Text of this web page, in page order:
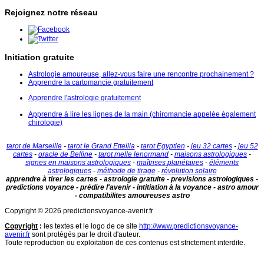
Rejoignez notre réseau
Initiation gratuite
Astrologie amoureuse, allez-vous faire une rencontre prochainement ?
Apprendre la cartomancie gratuitement
Apprendre l'astrologie gratuitement
Apprendre à lire les lignes de la main (chiromancie appelée également
chirologie)
tarot de Marseille- tarot le Grand Etteilla- tarot Egyptien - jeu 32 cartes- jeu 52
cartes - oracle de Belline - tarot melle lenormand - maisons astrologiques -
signes en maisons astrologiques - maîtrises planétaires - éléments
astrologiques- méthode de tirage- révolution solaire
apprendre à tirer les cartes - astrologie gratuite - previsions astrologiques -
predictions voyance - prédire l'avenir - intitiation à la voyance - astro amour
- compatibilites amoureuses astro
Copyright © 2026 predictionsvoyance-avenir.fr
Copyright : les textes et le logo de ce site http://www.predictionsvoyance-
avenir.fr sont protégés par le droit d'auteur.
Toute reproduction ou exploitation de ces contenus est strictement interdite.